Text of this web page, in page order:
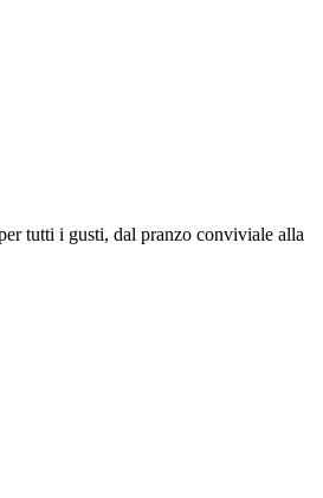
tutti i gusti, dal pranzo conviviale alla